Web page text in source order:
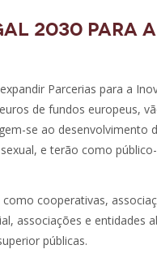
2030 PARA A
Parcerias para a
de fundos europeus,
se ao desenvolvimento
e terão como
cooperativas,
associações e entidades
públicas.